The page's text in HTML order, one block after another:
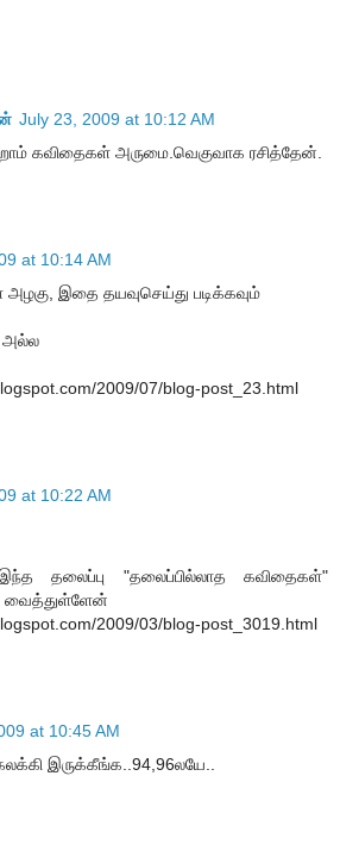
July 23, 2009 at 10:12 AM
கவிதைகள் அருமை.வெகுவாக ரசித்தேன்.
at 10:14 AM
அழகு, இதை தயவுசெய்து படிக்கவும்
அல்ல
2009/07/blog-post_23.html
at 10:22 AM
தலைப்பு "தலைப்பில்லாத கவிதைகள்"
வைத்துள்ளேன்
2009/03/blog-post_3019.html
at 10:45 AM
இருக்கீங்க..94,96லயே..